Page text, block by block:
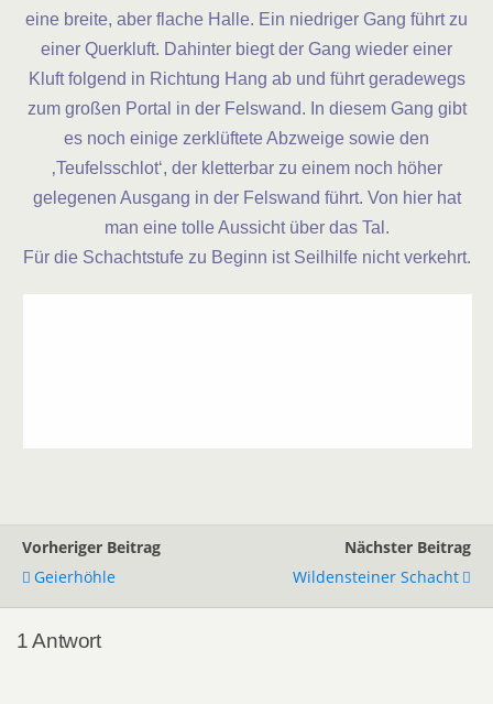
eine breite, aber flache Halle. Ein niedriger Gang führt zu
einer Querkluft. Dahinter biegt der Gang wieder einer
Kluft folgend in Richtung Hang ab und führt geradewegs
zum großen Portal in der Felswand. In diesem Gang gibt
es noch einige zerklüftete Abzweige sowie den
‚Teufelsschlot‘, der kletterbar zu einem noch höher
gelegenen Ausgang in der Felswand führt. Von hier hat
man eine tolle Aussicht über das Tal.
Für die Schachtstufe zu Beginn ist Seilhilfe nicht verkehrt.
Vorheriger Beitrag
Geierhöhle
Nächster Beitrag
Wildensteiner Schacht
1 Antwort